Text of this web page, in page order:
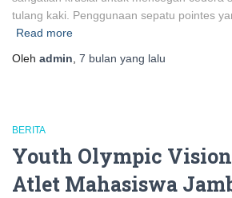
tulang kaki. Penggunaan sepatu pointes
Read more
Oleh admin 7 bulan yang lalu
BERITA
Youth Olympic
Atlet Mahasiswa